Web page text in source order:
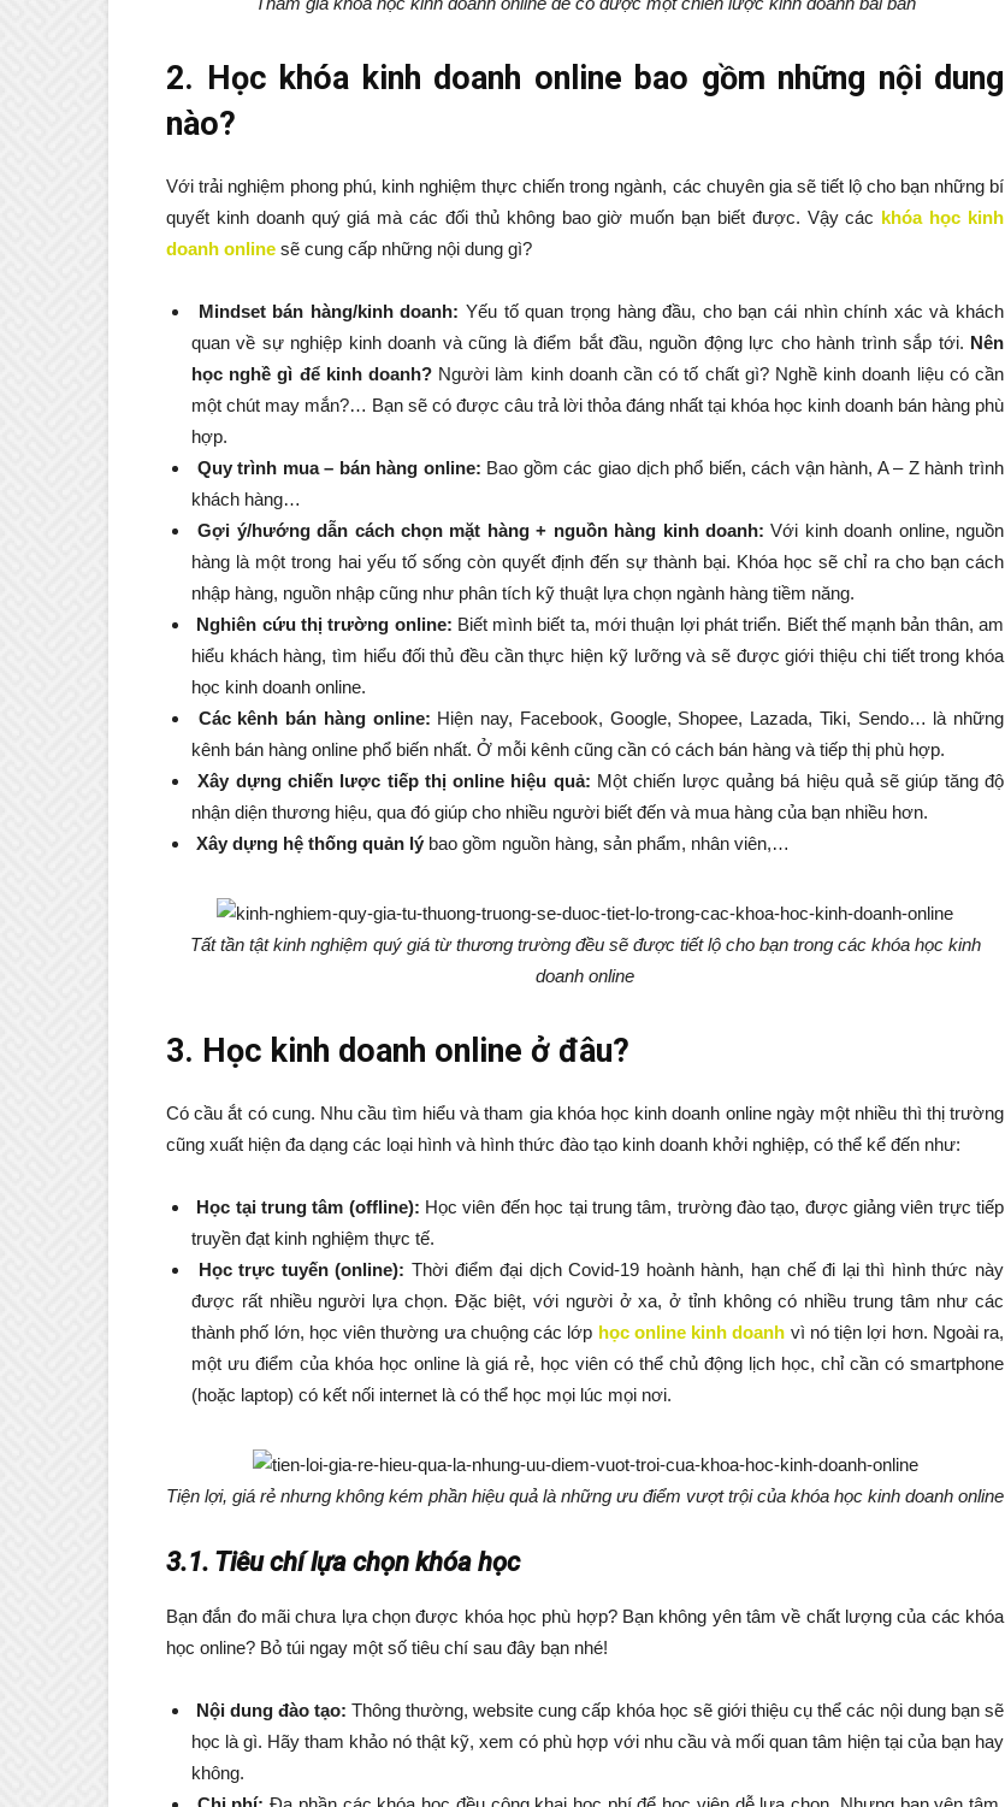
2. Học khóa kinh doanh online bao gồm những nội dung
nào?
Với trải nghiệm phong phú, kinh nghiệm thực chiến trong ngành, các chuyên gia sẽ tiết lộ cho bạn những bí
quyết kinh doanh quý giá mà các đối thủ không bao giờ muốn bạn biết được. Vậy các khóa học kinh
doanh online sẽ cung cấp những nội dung gì?
Mindset bán hàng/kinh doanh: Yếu tố quan trọng hàng đầu, cho bạn cái nhìn chính xác và khách
quan về sự nghiệp kinh doanh và cũng là điểm bắt đầu, nguồn động lực cho hành trình sắp tới. Nên
học nghề gì để kinh doanh? Người làm kinh doanh cần có tố chất gì? Nghề kinh doanh liệu có cần
một chút may mắn?… Bạn sẽ có được câu trả lời thỏa đáng nhất tại khóa học kinh doanh bán hàng phù
hợp.
Quy trình mua – bán hàng online: Bao gồm các giao dịch phổ biến, cách vận hành, A – Z hành trình
khách hàng…
Gợi ý/hướng dẫn cách chọn mặt hàng + nguồn hàng kinh doanh: Với kinh doanh online, nguồn
hàng là một trong hai yếu tố sống còn quyết định đến sự thành bại. Khóa học sẽ chỉ ra cho bạn cách
nhập hàng, nguồn nhập cũng như phân tích kỹ thuật lựa chọn ngành hàng tiềm năng.
Nghiên cứu thị trường online: Biết mình biết ta, mới thuận lợi phát triển. Biết thế mạnh bản thân, am
hiểu khách hàng, tìm hiểu đối thủ đều cần thực hiện kỹ lưỡng và sẽ được giới thiệu chi tiết trong khóa
học kinh doanh online.
Các kênh bán hàng online: Hiện nay, Facebook, Google, Shopee, Lazada, Tiki, Sendo… là những
kênh bán hàng online phổ biến nhất. Ở mỗi kênh cũng cần có cách bán hàng và tiếp thị phù hợp.
Xây dựng chiến lược tiếp thị online hiệu quả: Một chiến lược quảng bá hiệu quả sẽ giúp tăng độ
nhận diện thương hiệu, qua đó giúp cho nhiều người biết đến và mua hàng của bạn nhiều hơn.
Xây dựng hệ thống quản lý bao gồm nguồn hàng, sản phẩm, nhân viên,…
Tất tần tật kinh nghiệm quý giá từ thương trường đều sẽ được tiết lộ cho bạn trong các khóa học kinh
doanh online
3. Học kinh doanh online ở đâu?
Có cầu ắt có cung. Nhu cầu tìm hiểu và tham gia khóa học kinh doanh online ngày một nhiều thì thị trường
cũng xuất hiện đa dạng các loại hình và hình thức đào tạo kinh doanh khởi nghiệp, có thể kể đến như:
Học tại trung tâm (offline): Học viên đến học tại trung tâm, trường đào tạo, được giảng viên trực tiếp
truyền đạt kinh nghiệm thực tế.
Học trực tuyến (online): Thời điểm đại dịch Covid-19 hoành hành, hạn chế đi lại thì hình thức này
được rất nhiều người lựa chọn. Đặc biệt, với người ở xa, ở tỉnh không có nhiều trung tâm như các
thành phố lớn, học viên thường ưa chuộng các lớp học online kinh doanh vì nó tiện lợi hơn. Ngoài ra,
một ưu điểm của khóa học online là giá rẻ, học viên có thể chủ động lịch học, chỉ cần có smartphone
(hoặc laptop) có kết nối internet là có thể học mọi lúc mọi nơi.
Tiện lợi, giá rẻ nhưng không kém phần hiệu quả là những ưu điểm vượt trội của khóa học kinh doanh online
3.1. Tiêu chí lựa chọn khóa học
Bạn đắn đo mãi chưa lựa chọn được khóa học phù hợp? Bạn không yên tâm về chất lượng của các khóa
học online? Bỏ túi ngay một số tiêu chí sau đây bạn nhé!
Nội dung đào tạo:Thông thường, website cung cấp khóa học sẽ giới thiệu cụ thể các nội dung bạn sẽ
học là gì. Hãy tham khảo nó thật kỹ, xem có phù hợp với nhu cầu và mối quan tâm hiện tại của bạn hay
không.